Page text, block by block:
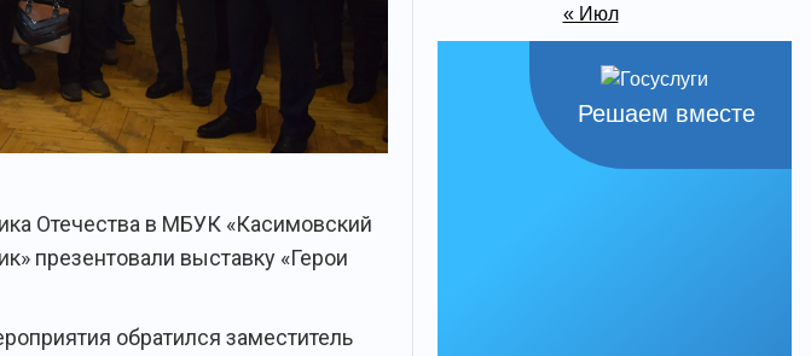
Отечества в МБУК «Касимовский
презентовали выставку «Герои
обратился заместитель
« Июл
Решаем вместе